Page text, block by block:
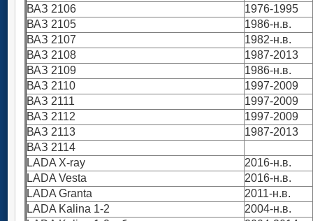
ВАЗ 2106
1976-1995
ВАЗ 2105
1986-н.в.
ВАЗ 2107
1982-н.в.
ВАЗ 2108
1987-2013
ВАЗ 2109
1986-н.в.
ВАЗ 2110
1997-2009
ВАЗ 2111
1997-2009
ВАЗ 2112
1997-2009
ВАЗ 2113
1987-2013
ВАЗ 2114
LADA X-ray
2016-н.в.
LADA Vesta
2016-н.в.
LADA Granta
2011-н.в.
LADA Kalina 1-2
2004-н.в.